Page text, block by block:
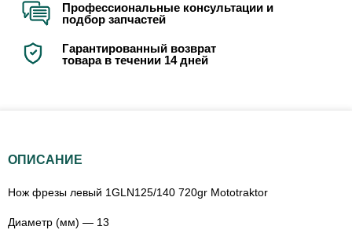
Профессиональные консультации и
подбор запчастей
Гарантированный возврат
товара в течении 14 дней
ОПИСАНИЕ
Нож фрезы левый 1GLN125/140 720gr Mototraktor
Диаметр (мм) — 13